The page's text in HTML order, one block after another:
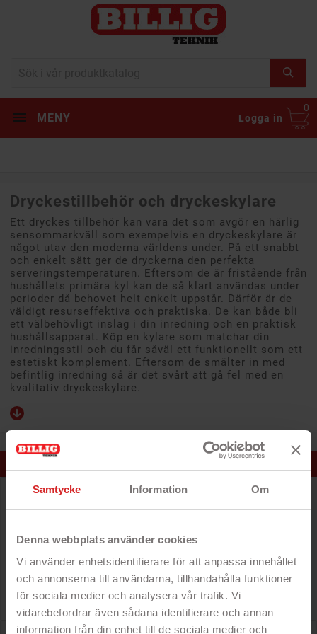
Samtycke Information Om
Denna webbplats använder cookies
Vi använder enhetsidentifierare för att anpassa innehållet
och annonserna till användarna, tillhandahålla funktioner
för sociala medier och analysera vår trafik. Vi
vidarebefordrar även sådana identifierare och annan
information från din enhet till de sociala medier och
MENY Logga in
0
Dryckestillbehör och dryckeskylare
Ett dryckes tillbehör kan vara det som avgör en härlig
sensommarkväll som exempelvis en dryckeskylare är
något utav den moderna världens under. På ett snabbt
och enkelt sätt ger de dryckerna den perfekta
serveringstemperaturen. Eftersom de är fristående från
hushållets primära kyl kan de så klart användas under
perioder då behovet helt enkelt uppstår. Därför är de
väldigt resurseffektiva och praktiska. De kan både bli
ett välbehövligt inslag i din inredning och en praktisk
hushållsapparat. Köp en kylare som matchar din
inredningsstil och du får såväl ett funktionellt som ett
estetiskt komplement. Eftersom de smälter in med
befintlig inredning så är det svårt att gå fel med en
kvalitativ dryckeskylare.
Nordic Home Culture 50-pack med tomma tepåsar för
49 kr
Pris